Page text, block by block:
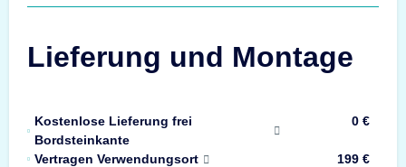
Lieferung und Montage
Kostenlose Lieferung frei
Bordsteinkante
0 €
Vertragen Verwendungsort
199 €